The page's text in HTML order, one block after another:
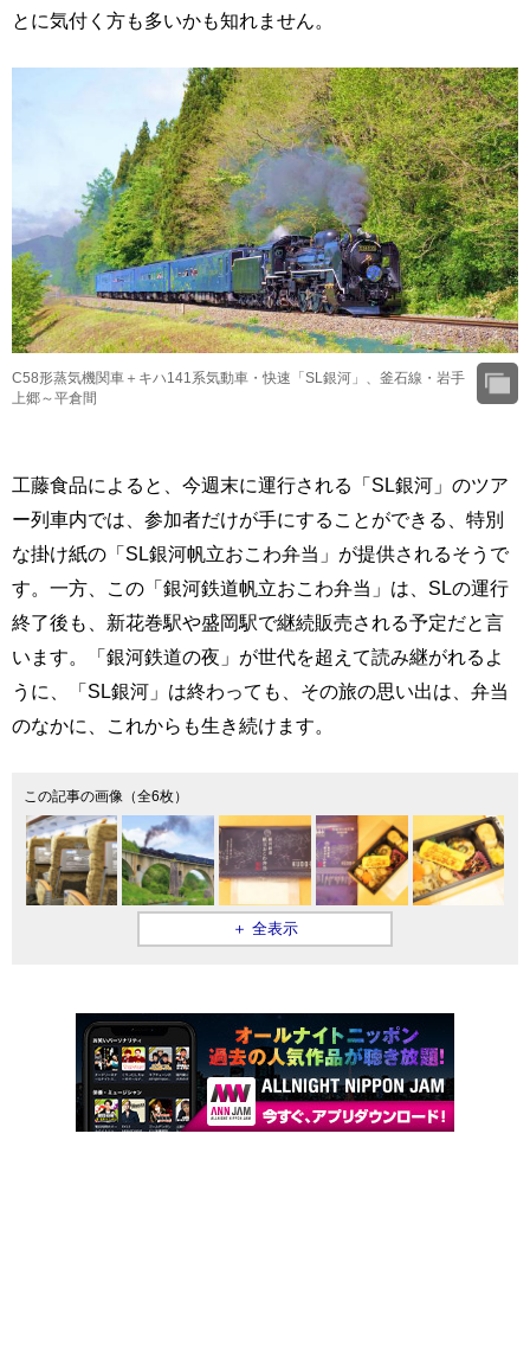
とに気付く方も多いかも知れません。
C58形蒸気機関車＋キハ141系気動車・快速「SL銀河」、釜石線・岩手
上郷～平倉間
工藤食品によると、今週末に運行される「SL銀河」のツア
ー列車内では、参加者だけが手にすることができる、特別
な掛け紙の「SL銀河帆立おこわ弁当」が提供されるそうで
す。一方、この「銀河鉄道帆立おこわ弁当」は、SLの運行
終了後も、新花巻駅や盛岡駅で継続販売される予定だと言
います。「銀河鉄道の夜」が世代を超えて読み継がれるよ
うに、「SL銀河」は終わっても、その旅の思い出は、弁当
のなかに、これからも生き続けます。
この記事の画像（全6枚）
＋ 全表示